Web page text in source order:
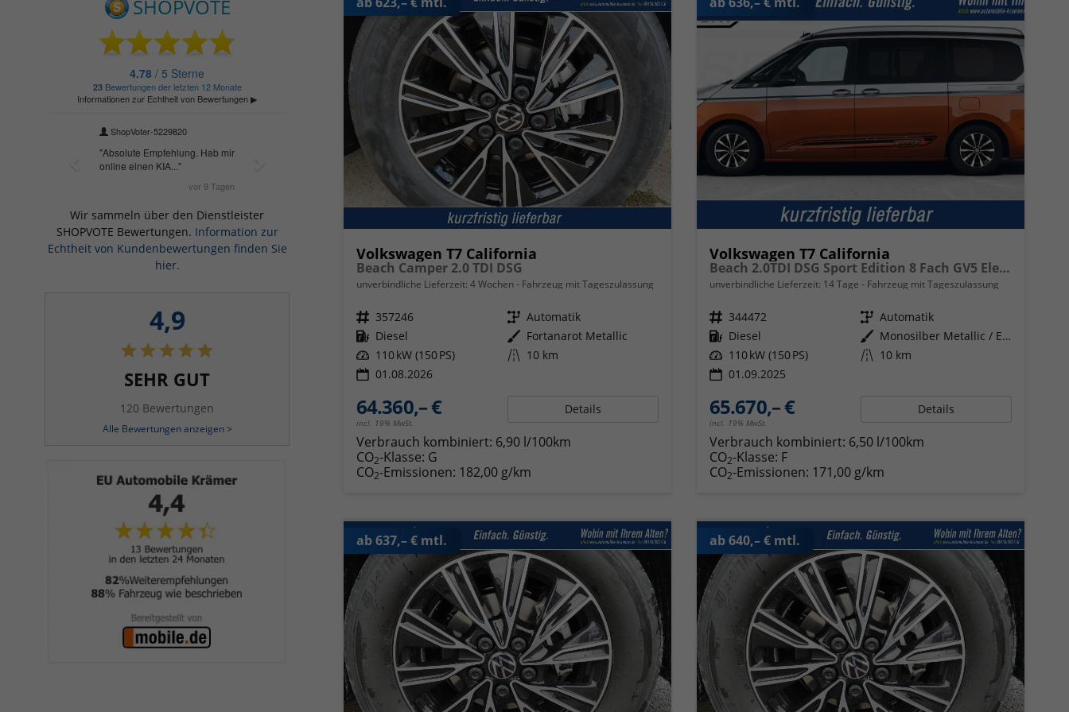
Volkswagen T7 California
Beach Camper 2.0 TDI DSG
unverbindliche Lieferzeit: 4 Wochen Fahrzeug mit Tageszulassung
Fahrzeugnr. 357246 Getriebe Automatik
Kraftstoff Diesel Außenfarbe Fortanarot Metallic
Leistung 110 kW (150 PS) Kilometerstand 10 km
01.08.2026
64.360,– €
incl. 19% MwSt.
Details
Verbrauch kombiniert: 6,90 l/100km
CO2-Klasse: G
CO2-Emissionen: 182,00 g/km
Volkswagen T7 California
Beach 2.0TDI DSG Sport Edition 8 Fach GV5 Elegance+
unverbindliche Lieferzeit: 14 Tage Fahrzeug mit Tageszulassung
Fahrzeugnr. 344472 Getriebe Automatik
Kraftstoff Diesel Außenfarbe
Monosilber Metallic / Energeticorange Metallic
Leistung 110 kW (150 PS) Kilometerstand 10 km
01.09.2025
65.670,– €
incl. 19% MwSt.
Details
Verbrauch kombiniert: 6,50 l/100km
CO2-Klasse: F
CO2-Emissionen: 171,00 g/km
ab 637,– € mtl. ab 640,– € mtl.
Wir sammeln über den Dienstleister
SHOPVOTE Bewertungen. Information zur
Echtheit von Kundenbewertungen finden Sie
hier.
4,9
SEHR GUT
120 Bewertungen
Alle Bewertungen anzeigen >